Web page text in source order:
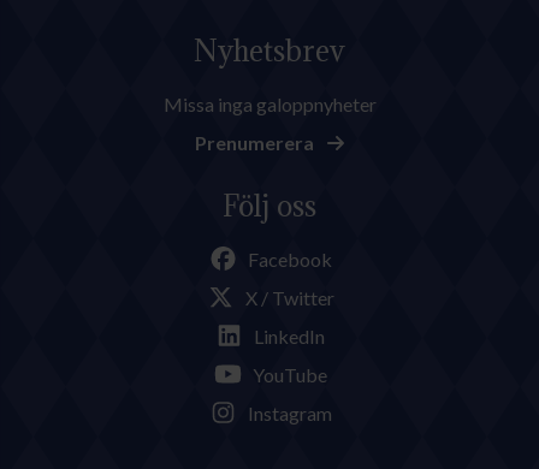
Nyhetsbrev
Missa inga galoppnyheter
Prenumerera
Följ oss
Facebook
X / Twitter
LinkedIn
YouTube
Instagram